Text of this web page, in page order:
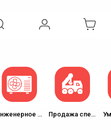
Инженерное оборудование Продажа спецтехники